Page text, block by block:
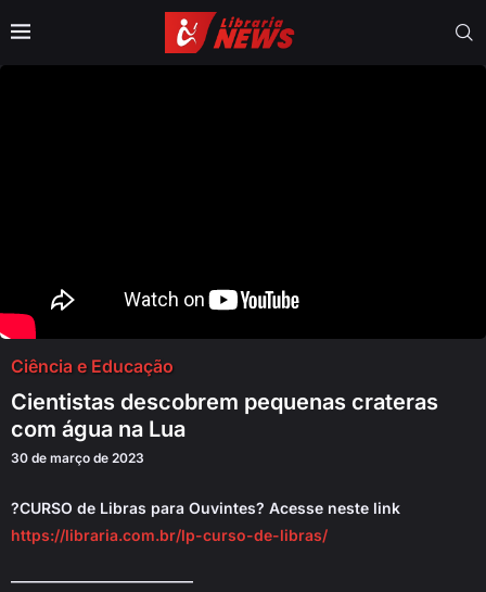
Ciência e Educação
Cientistas descobrem pequenas crateras
com água na Lua
30 de março de 2023
?CURSO de Libras para Ouvintes? Acesse neste link
https://libraria.com.br/lp-curso-de-libras/
————————————